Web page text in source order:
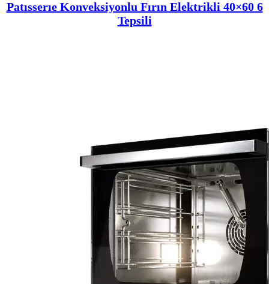
Patısserıe Konveksiyonlu Fırın Elektrikli 40×60 6
Tepsili